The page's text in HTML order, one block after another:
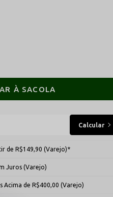
À SACOLA
de R$149,90 (Varejo)*
Juros (Varejo)
Acima de R$400,00 (Varejo)